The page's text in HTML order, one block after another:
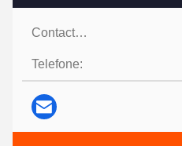
Contactos:
Telefone: